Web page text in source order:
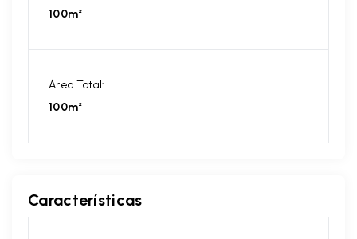
100m²
Área Total:
100m²
Características